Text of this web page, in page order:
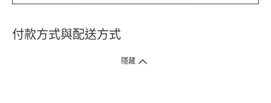
付款方式與配送方式
隱藏